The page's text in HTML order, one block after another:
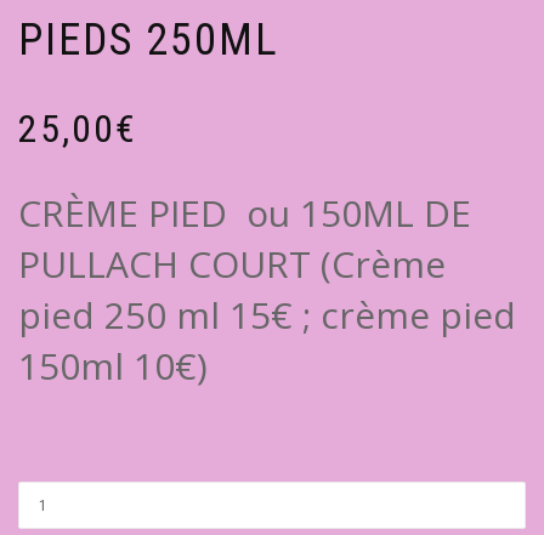
PIEDS 250ML
25,00€
CRÈME PIED ou 150ML DE
PULLACH COURT (Crème
pied 250 ml 15€ ; crème pied
150ml 10€)